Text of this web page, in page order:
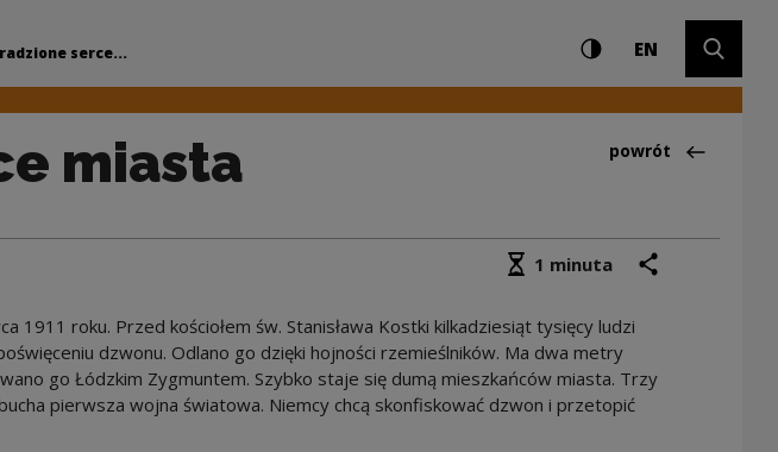
Centrum Kultury
serce... Ustawienia iWysoki kontrast
ENCHANGE
miasta Powrót
powrót
Średni czas czytania
1 minuta
1911 roku. Przed kościołem św. Stanisława Kostki kilkadziesiąt tysięcy ludzi
dzwonu. Odlano go dzięki hojności rzemieślników. Ma dwa metry
go Łódzkim Zygmuntem. Szybko staje się dumą mieszkańców miasta. Trzy
pierwsza wojna światowa. Niemcy chcą skonfiskować dzwon i przetopić